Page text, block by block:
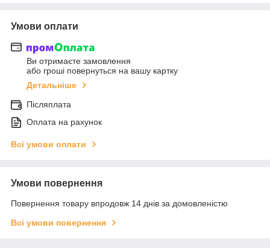
Умови оплати
Ви отримаєте замовлення
або гроші повернуться на вашу картку
Детальніше
Післяплата
Оплата на рахунок
Всі умови оплати
Умови повернення
Повернення товару впродовж 14 днів за домовленістю
Всі умови повернення